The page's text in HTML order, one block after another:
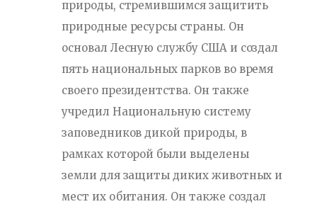
природы, стремившимся защитить
природные ресурсы страны. Он
основал Лесную службу США и создал
пять национальных парков во время
своего президентства. Он также
учредил Национальную систему
заповедников дикой природы, в
рамках которой были выделены
земли для защиты диких животных и
мест их обитания. Он также создал